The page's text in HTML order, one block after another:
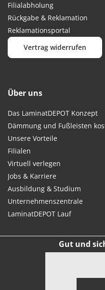
Filialabholung
Rückgabe & Reklamation
Reklamationsportal
Vertrag widerrufen
Über uns
Das LaminatDEPOT Konzept
Dämmung und Fußleisten
Unsere Vorteile
Filialen
Virtuell verlegen
Jobs & Karriere
Ausbildung & Studium
Unternehmenszentrale
LaminatDEPOT Lauf
Gut und